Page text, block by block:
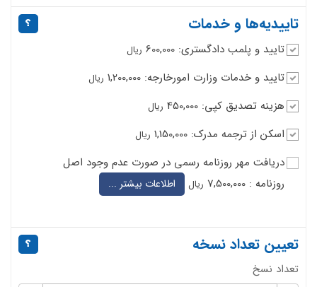
تاییدیه‌ها و خدمات
تایید و پلمب دادگستری: 600,000 ریال
تایید و خدمات وزارت امورخارجه: 1,200,000 ریال
هزینه تصدیق کپی: 450,000 ریال
اسکن از ترجمه مدرک: 1,150,000 ریال
دریافت مهر روزنامه رسمی در صورت عدم وجود اصل
روزنامه : 7,500,000
ریال اطلاعات بیشتر ...
تعیین تعداد نسخه
تعداد نسخ